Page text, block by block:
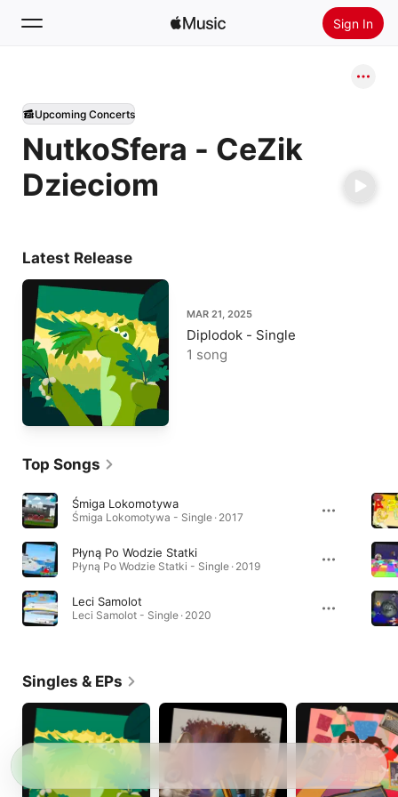
Sign In
Home
New
Install Apple Music
NutkoSfera - CeZik
Dzieciom
Upcoming Concerts
Latest Release
MAR 21, 2025
Diplodok - Single
1 song
Top Songs
Śmiga Lokomotywa
Śmiga Lokomotywa - Single · 2017
Płyną Po Wodzie Statki
Płyną Po Wodzie Statki - Single · 2019
Leci Samolot
Leci Samolot - Single · 2020
Singles & EPs